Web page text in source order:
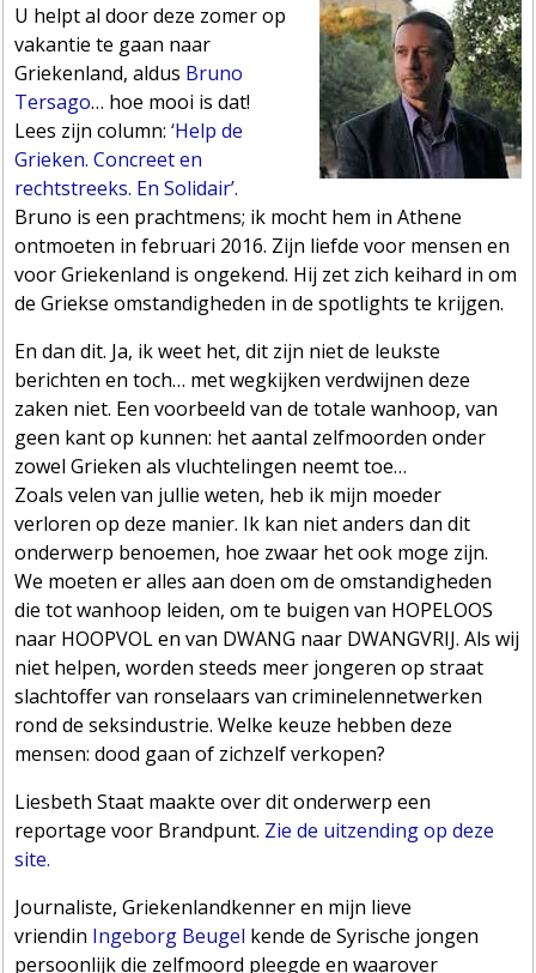
U helpt al door deze zomer op
vakantie te gaan naar
Griekenland, aldus Bruno
Tersago… hoe mooi is dat!
Lees zijn column:‘Help de
Grieken. Concreet en
rechtstreeks. En Solidair’.
Bruno is een prachtmens; ik mocht hem in Athene
ontmoeten in februari 2016. Zijn liefde voor mensen en
voor Griekenland is ongekend. Hij zet zich keihard in om
de Griekse omstandigheden in de spotlights te krijgen.
En dan dit. Ja, ik weet het, dit zijn niet de leukste
berichten en toch… met wegkijken verdwijnen deze
zaken niet. Een voorbeeld van de totale wanhoop, van
geen kant op kunnen: het aantal zelfmoorden onder
zowel Grieken als vluchtelingen neemt toe…
Zoals velen van jullie weten, heb ik mijn moeder
verloren op deze manier. Ik kan niet anders dan dit
onderwerp benoemen, hoe zwaar het ook moge zijn.
We moeten er alles aan doen om de omstandigheden
die tot wanhoop leiden, om te buigen van HOPELOOS
naar HOOPVOL en van DWANG naar DWANGVRIJ. Als wij
niet helpen, worden steeds meer jongeren op straat
slachtoffer van ronselaars van criminelennetwerken
rond de seksindustrie. Welke keuze hebben deze
mensen: dood gaan of zichzelf verkopen?
Liesbeth Staat maakte over dit onderwerp een
reportage voor Brandpunt. Zie de uitzending op deze
site.
Journaliste, Griekenlandkenner en mijn lieve
vriendin Ingeborg Beugel kende de Syrische jongen
persoonlijk die zelfmoord pleegde en waarover